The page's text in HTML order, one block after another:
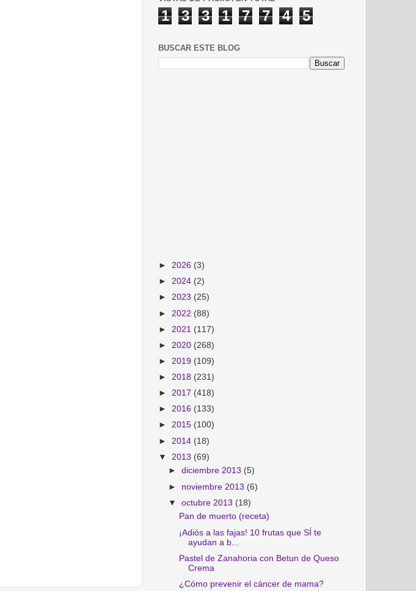
1 3 3 1 7 7 4 5
BUSCAR ESTE BLOG
► 2026 (3)
► 2024 (2)
► 2023 (25)
► 2022 (88)
► 2021 (117)
► 2020 (268)
► 2019 (109)
► 2018 (231)
► 2017 (418)
► 2016 (133)
► 2015 (100)
► 2014 (18)
▼ 2013 (69)
►diciembre 2013 (5)
► noviembre 2013 (6)
▼octubre 2013 (18)
Pan de muerto (receta)
¡Adiós a las fajas! 10 frutas que SÍ te
ayudan a b...
Pastel de Zanahoria con Betun de Queso
Crema
¿Cómo prevenir el cáncer de mama?